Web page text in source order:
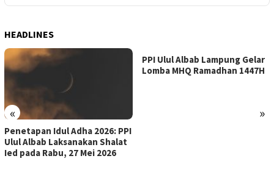
HEADLINES
« »
Penetapan Idul Adha 2026: PPI
Ulul Albab Laksanakan Shalat
Ied pada Rabu, 27 Mei 2026
PPI Ulul Albab Lampung Gelar
Lomba MHQ Ramadhan 1447H